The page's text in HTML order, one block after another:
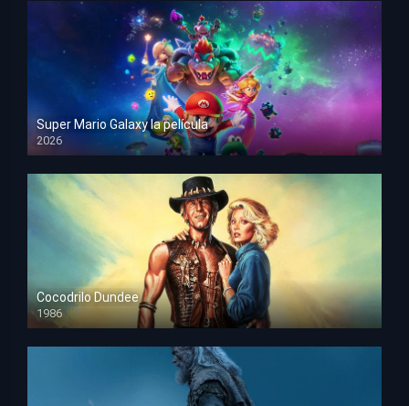
Super Mario Galaxy la película
2026
HD 1080p
Cocodrilo Dundee
1986
HD 1080p